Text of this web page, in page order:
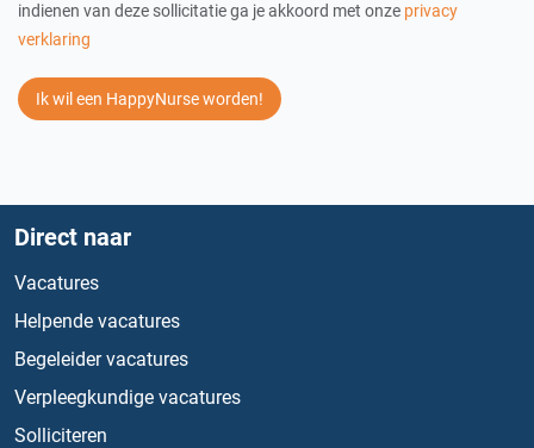
indienen van deze sollicitatie ga je akkoord met onze privacy
verklaring
Ik wil een HappyNurse worden!
Direct naar
Vacatures
Helpende vacatures
Begeleider vacatures
Verpleegkundige vacatures
Solliciteren